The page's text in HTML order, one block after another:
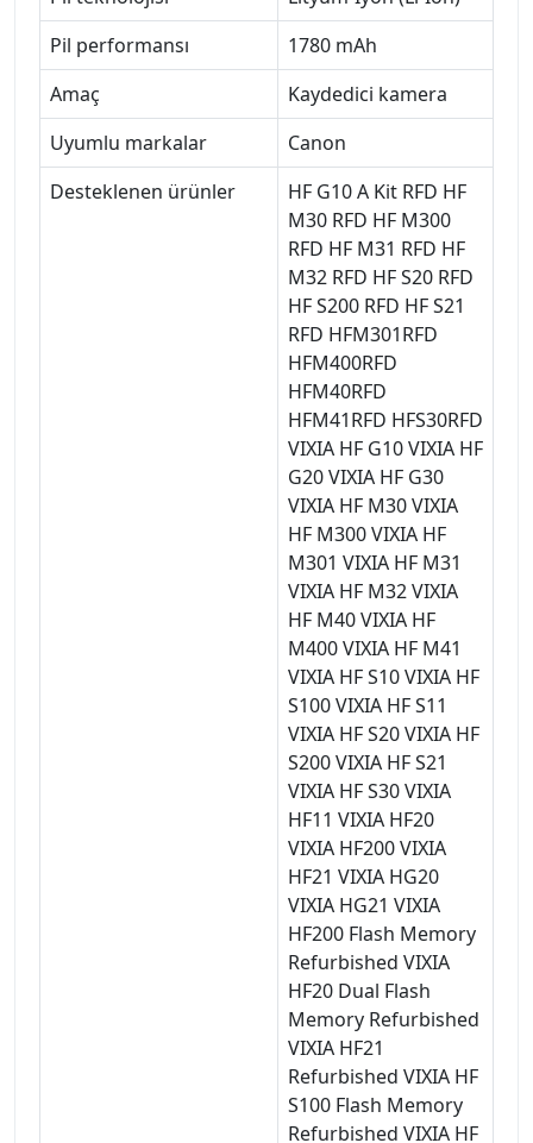
Pil performansı
1780 mAh
Amaç
Kaydedici kamera
Uyumlu markalar
Canon
Desteklenen ürünler
HF G10 A Kit RFD HF
M30 RFD HF M300
RFD HF M31 RFD HF
M32 RFD HF S20 RFD
HF S200 RFD HF S21
RFD HFM301RFD
HFM400RFD
HFM40RFD
HFM41RFD HFS30RFD
VIXIA HF G10 VIXIA HF
G20 VIXIA HF G30
VIXIA HF M30 VIXIA
HF M300 VIXIA HF
M301 VIXIA HF M31
VIXIA HF M32 VIXIA
HF M40 VIXIA HF
M400 VIXIA HF M41
VIXIA HF S10 VIXIA HF
S100 VIXIA HF S11
VIXIA HF S20 VIXIA HF
S200 VIXIA HF S21
VIXIA HF S30 VIXIA
HF11 VIXIA HF20
VIXIA HF200 VIXIA
HF21 VIXIA HG20
VIXIA HG21 VIXIA
HF200 Flash Memory
Refurbished VIXIA
HF20 Dual Flash
Memory Refurbished
VIXIA HF21
Refurbished VIXIA HF
S100 Flash Memory
Refurbished VIXIA HF